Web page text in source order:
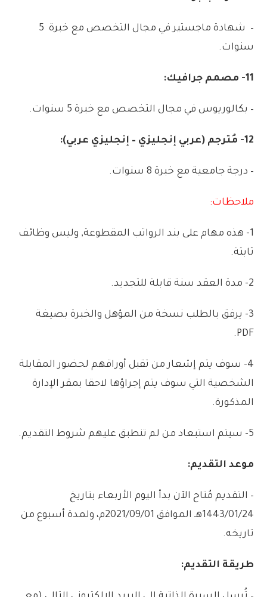
– شهادة ماجستير في مجال التخصص مع خبرة
سنوات.
11- مصمم جرافيك:
– بكالوريوس في مجال التخصص مع خبرة سنوات.
12- مُترجم (عربي إنجليزي – إنجليزي عربي):
– درجة جامعية مع خبرة سنوات.
ملاحظات:
1- هذه مهام على بند الرواتب المقطوعة, وليس وظائف
ثابتة.
2- مدة العقد سنة قابلة للتجديد.
3- يرفق بالطلب نسخة من المؤهل والخبرة بصيغة
PDF.
4- سوف يتم إشعار من تقبل أوراقهم لحضور المقابلة
الشخصية التي سوف يتم إجراؤها لاحقا بمقر الإدارة
المذكورة.
5- سيتم استبعاد من لم تنطبق عليهم شروط التقديم.
موعد التقديم:
– التقديم مُتاح الآن بدأ اليوم الأربعاء بتاريخ
1443/01/24هـ الموافق م، ولمدة أسبوع من
تاريخه.
طريقة التقديم: